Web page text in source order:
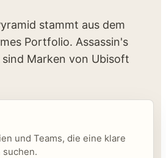
stammt aus dem
Portfolio. Assassin's
Marken von Ubisoft
und Teams, die eine klare